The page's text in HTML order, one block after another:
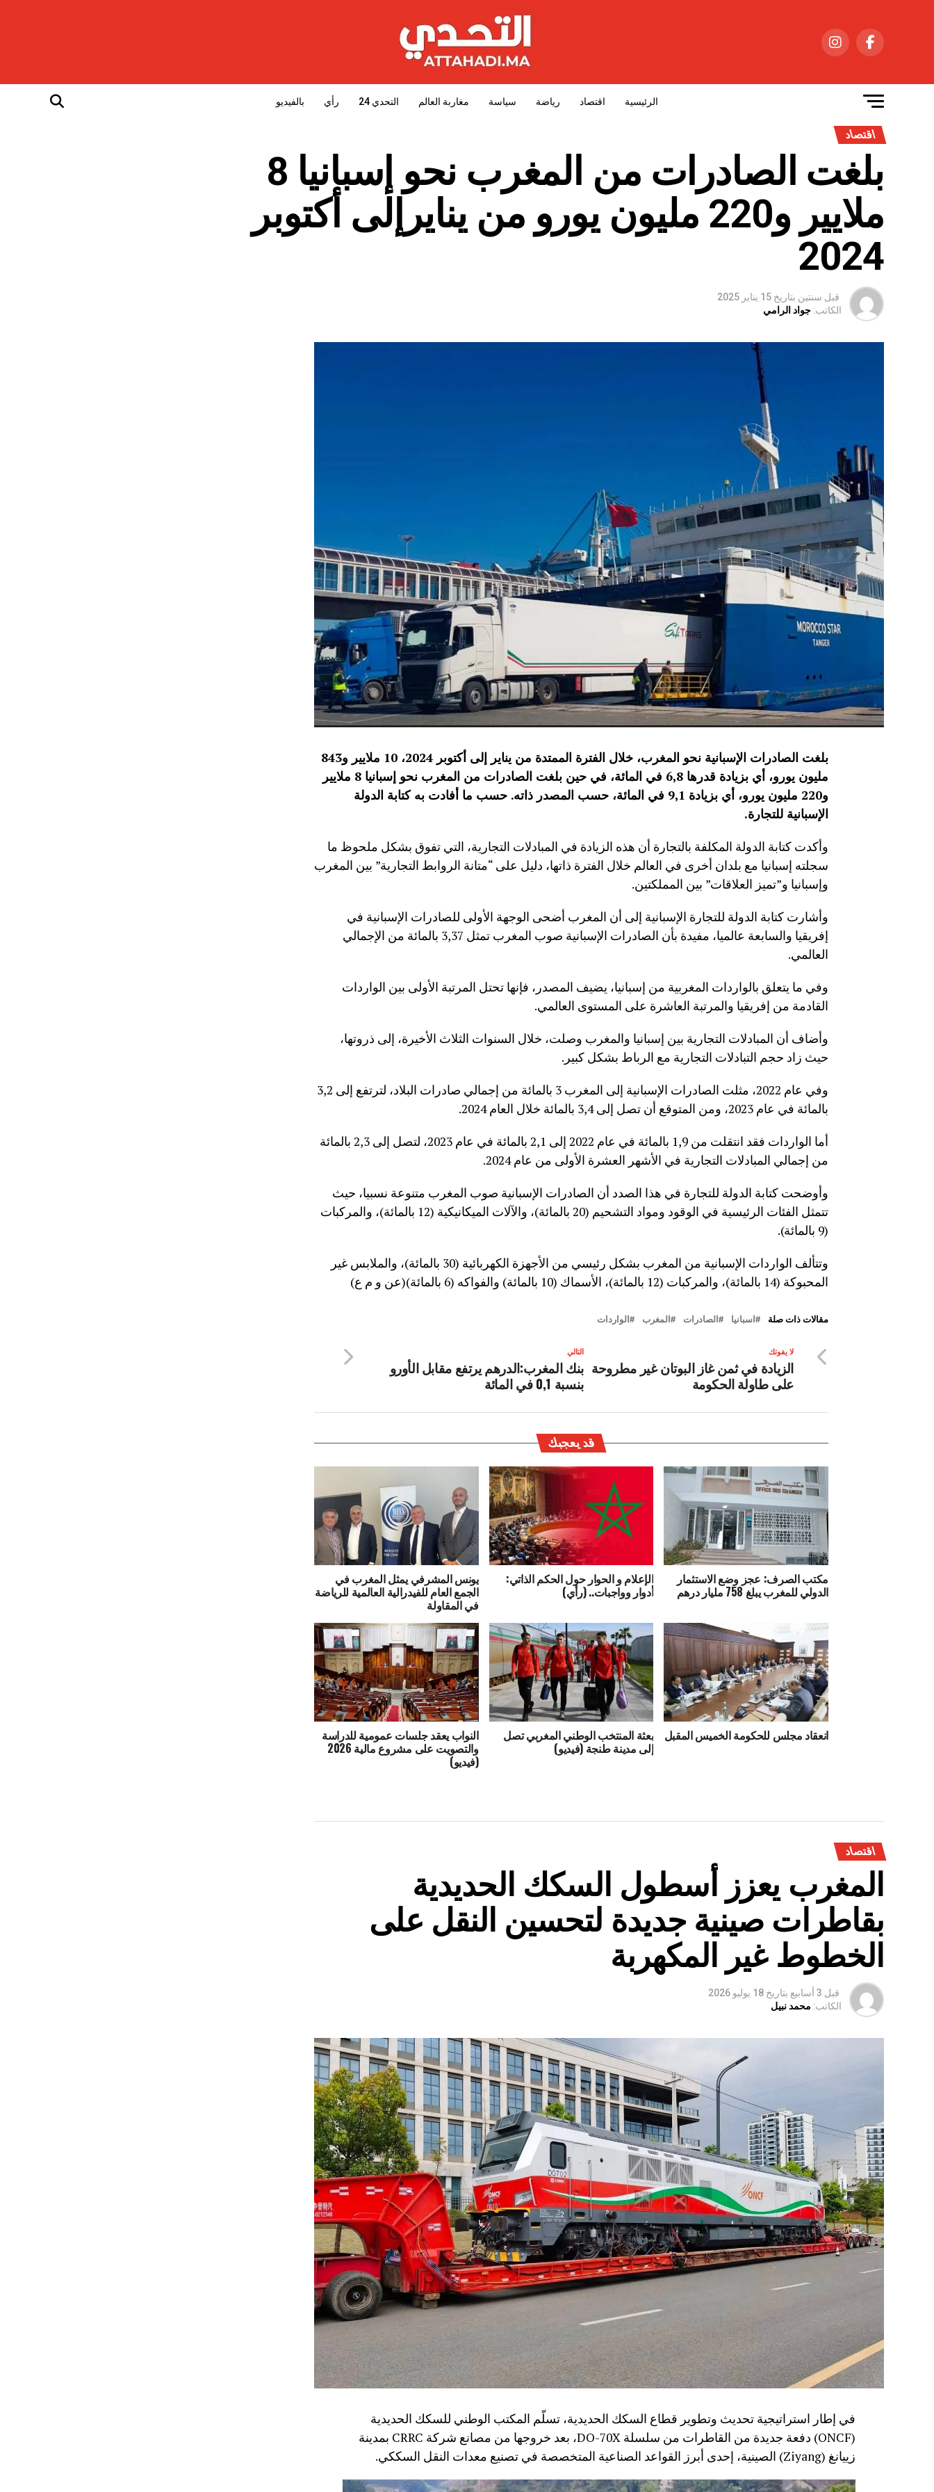
الرئيسية اقتصاد رياضة سياسة مغاربة العالم التحدي 24 رأي بالفيديو
اقتصاد
بلغت الصادرات من المغرب نحو إسبانيا 8
ملايير و220 مليون يورو من ينايرإلى أكتوبر
2024
قبل سنتين بتاريخ 15 يناير 2025
الكاتب: جواد الرامي
بلغت الصادرات الإسبانية نحو المغرب، خلال الفترة الممتدة من يناير إلى أكتوبر 2024، 10 ملايير و843
مليون يورو، أي بزيادة قدرها 6,8 في المائة، في حين بلغت الصادرات من المغرب نحو إسبانيا 8 ملايير
و220 مليون يورو، أي بزيادة 9,1 في المائة، حسب المصدر ذاته
. حسب ما أفادت به كتابة الدولة
الإسبانية للتجارة.
وأكدت كتابة الدولة المكلفة بالتجارة أن هذه الزيادة في المبادلات التجارية، التي تفوق بشكل ملحوظ ما
سجلته إسبانيا مع بلدان أخرى في العالم خلال الفترة ذاتها، دليل على “متانة الروابط التجارية” بين المغرب
وإسبانيا و”تميز العلاقات” بين المملكتين.
وأشارت كتابة الدولة للتجارة الإسبانية إلى أن المغرب أضحى الوجهة الأولى للصادرات الإسبانية في
إفريقيا والسابعة عالميا، مفيدة بأن الصادرات الإسبانية صوب المغرب تمثل 3,37 بالمائة من الإجمالي
العالمي.
وفي ما يتعلق بالواردات المغربية من إسبانيا، يضيف المصدر، فإنها تحتل المرتبة الأولى بين الواردات
القادمة من إفريقيا والمرتبة العاشرة على المستوى العالمي.
وأضاف أن المبادلات التجارية بين إسبانيا والمغرب وصلت، خلال السنوات الثلاث الأخيرة، إلى ذروتها،
حيث زاد حجم التبادلات التجارية مع الرباط بشكل كبير.
وفي عام 2022، مثلت الصادرات الإسبانية إلى المغرب 3 بالمائة من إجمالي صادرات البلاد، لترتفع إلى 3,2
بالمائة في عام 2023، ومن المتوقع أن تصل إلى 3,4 بالمائة خلال العام 2024.
أما الواردات فقد انتقلت من 1,9 بالمائة في عام 2022 إلى 2,1 بالمائة في عام 2023، لتصل إلى 2,3 بالمائة
من إجمالي المبادلات التجارية في الأشهر العشرة الأولى من عام 2024.
وأوضحت كتابة الدولة للتجارة في هذا الصدد أن الصادرات الإسبانية صوب المغرب متنوعة نسبيا، حيث
تتمثل الفئات الرئيسية في الوقود ومواد التشحيم (20 بالمائة)، والآلات الميكانيكية (12 بالمائة)، والمركبات
(9 بالمائة).
وتتألف الواردات الإسبانية من المغرب بشكل رئيسي من الأجهزة الكهربائية (30 بالمائة)، والملابس غير
المحبوكة (14 بالمائة)، والمركبات (12 بالمائة)، الأسماك (10 بالمائة) والفواكه (6 بالمائة)(عن و م ع)
مقالات ذات صلة اسبانيا الصادرات المغرب الواردات
التالي
بنك المغرب:الدرهم يرتفع مقابل الأورو
بنسبة 0,1 في المائة
لا يفوتك
الزيادة في ثمن غاز البوتان غير مطروحة
على طاولة الحكومة
قد يعجبك
مكتب الصرف: عجز وضع الاستثمار
الدولي للمغرب يبلغ 758 مليار درهم
الإعلام و الحوار حول الحكم الذاتي:
أدوار وواجبات.. (رأي)
يونس المشرفي يمثل المغرب في
الجمع العام للفيدرالية العالمية للرياضة
في المقاولة
انعقاد مجلس للحكومة الخميس المقبل بعثة المنتخب الوطني المغربي تصل
إلى مدينة طنجة (فيديو)
النواب يعقد جلسات عمومية للدراسة
والتصويت على مشروع مالية 2026
(فيديو)
اقتصاد
المغرب يعزز أسطول السكك الحديدية
بقاطرات صينية جديدة لتحسين النقل على
الخطوط غير المكهربة
قبل 3 أسابيع بتاريخ 18 يوليو 2026
الكاتب: محمد نبيل
في إطار استراتيجية تحديث وتطوير قطاع السكك الحديدية، تسلّم المكتب الوطني للسكك الحديدية
(ONCF) دفعة جديدة من القاطرات من سلسلة DO-70X، بعد خروجها من مصانع شركة CRRC بمدينة
زييانغ (Ziyang) الصينية، إحدى أبرز القواعد الصناعية المتخصصة في تصنيع معدات النقل السككي.